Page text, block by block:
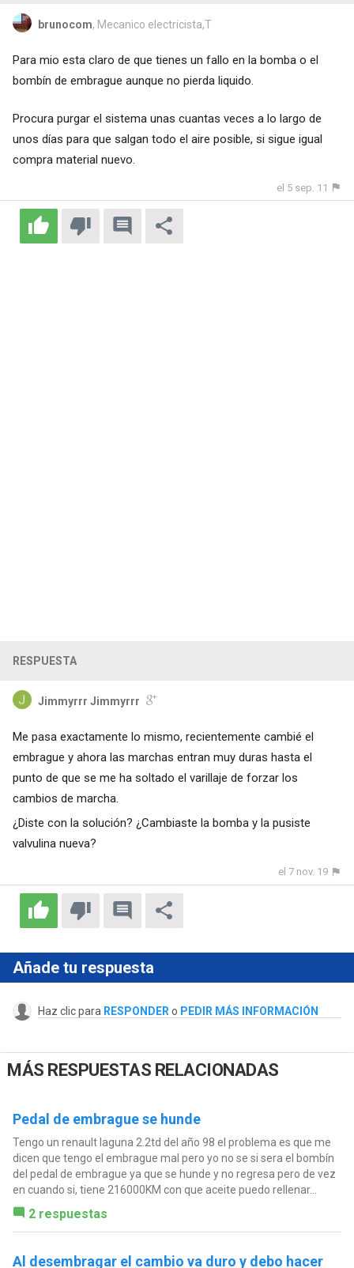
brunocom, Mecanico electricista,T
Para mio esta claro de que tienes un fallo en la bomba o el
bombín de embrague aunque no pierda liquido.
Procura purgar el sistema unas cuantas veces a lo largo de
unos días para que salgan todo el aire posible, si sigue igual
compra material nuevo.
el 5 sep. 11
RESPUESTA
Jimmyrrr Jimmyrrr
Me pasa exactamente lo mismo, recientemente cambié el
embrague y ahora las marchas entran muy duras hasta el
punto de que se me ha soltado el varillaje de forzar los
cambios de marcha.
¿Diste con la solución? ¿Cambiaste la bomba y la pusiste
valvulina nueva?
el 7 nov. 19
Añade tu respuesta
Haz clic para RESPONDER o PEDIR MÁS INFORMACIÓN
MÁS RESPUESTAS RELACIONADAS
Pedal de embrague se hunde
Tengo un renault laguna 2.2td del año 98 el problema es que me
dicen que tengo el embrague mal pero yo no se si sera el bombín
del pedal de embrague ya que se hunde y no regresa pero de vez
en cuando si, tiene 216000KM con que aceite puedo rellenar...
2 respuestas
Al desembragar el cambio va duro y debo hacer